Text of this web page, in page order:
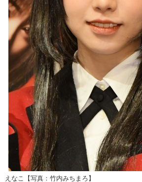
えなこ【写真：竹内みちまろ】